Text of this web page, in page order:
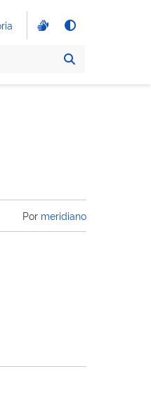
Por meridiano